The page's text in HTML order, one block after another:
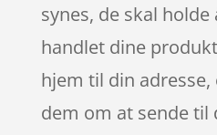
synes, de skal
handlet dine
hjem til din
dem om at sende til